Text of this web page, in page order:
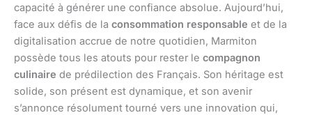
capacité à générer une confiance absolue. Aujourd’hui,
face aux défis de la consommation responsable et de la
digitalisation accrue de notre quotidien, Marmiton
possède tous les atouts pour rester le compagnon
culinaire de prédilection des Français. Son héritage est
solide, son présent est dynamique, et son avenir
s’annonce résolument tourné vers une innovation qui,